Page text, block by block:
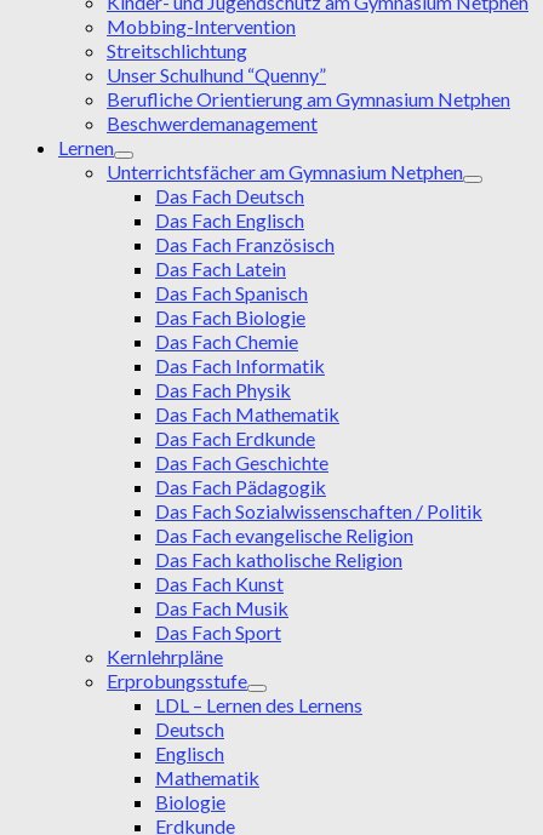
Mobbing-Intervention
Streitschlichtung
Unser Schulhund “Quenny”
Berufliche Orientierung am Gymnasium Netphen
Beschwerdemanagement
Lernen
Unterrichtsfächer am Gymnasium Netphen
Das Fach Deutsch
Das Fach Englisch
Das Fach Französisch
Das Fach Latein
Das Fach Spanisch
Das Fach Biologie
Das Fach Chemie
Das Fach Informatik
Das Fach Physik
Das Fach Mathematik
Das Fach Erdkunde
Das Fach Geschichte
Das Fach Pädagogik
Das Fach Sozialwissenschaften / Politik
Das Fach evangelische Religion
Das Fach katholische Religion
Das Fach Kunst
Das Fach Musik
Das Fach Sport
Kernlehrpläne
Erprobungsstufe
LDL – Lernen des Lernens
Deutsch
Englisch
Mathematik
Biologie
Erdkunde